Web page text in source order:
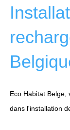
Eco Habitat Belge,
dans l'installation